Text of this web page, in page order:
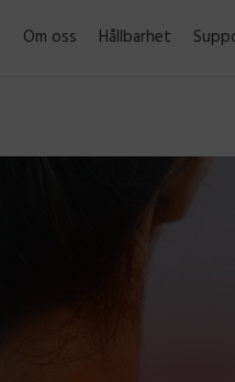
Om oss Hållbarhet